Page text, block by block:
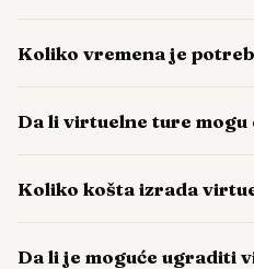
Koliko vremena je
Da li virtuelne ture
Koliko košta izrada
Da li je moguće ugraditi